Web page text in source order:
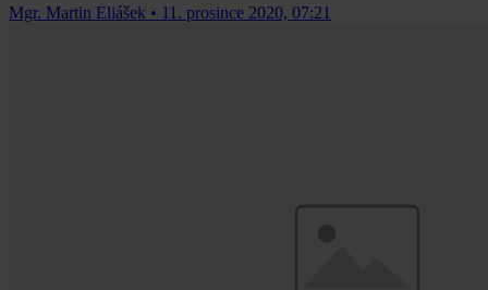
Mgr. Martin Eliášek • 11. prosince 2020, 07:21